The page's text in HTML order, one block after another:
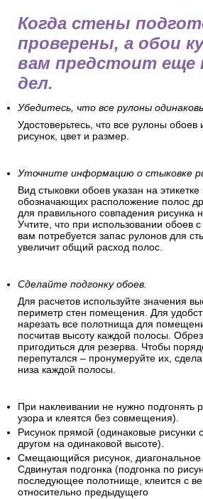
Когда стены
проверены, а обои
вам предстоит еще
дел.
Убедитесь, что все рулоны
Удостоверьтесь, что все рулоны
рисунок, цвет и размер.
Уточните информацию о стыковке
Вид стыковки обоев указан на
обозначающих расположение полос
для правильного совпадения рисунка
Учтите, что при использовании обоев
вам потребуется запас рулонов для
увеличит общий расход полос.
Сделайте подгонку обоев.
Для расчетов используйте значения
периметр стен помещения. Для
нарезать все полотнища для
посчитав высоту каждой полосы.
пригодиться для резерва. Чтобы
перепутался – пронумеруйте их,
низа каждой полосы.
При наклеивании не нужно подгонять
узора и клеятся без совмещения).
Рисунок прямой (одинаковые рисунки
другом на одинаковой высоте).
Смещающийся рисунок, диагональное
Сдвинутая подгонка (подгонка по
последующее полотнище, клеится с
относительно предыдущего